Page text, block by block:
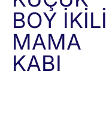
BOY İKİLİ
MAMA
KABI